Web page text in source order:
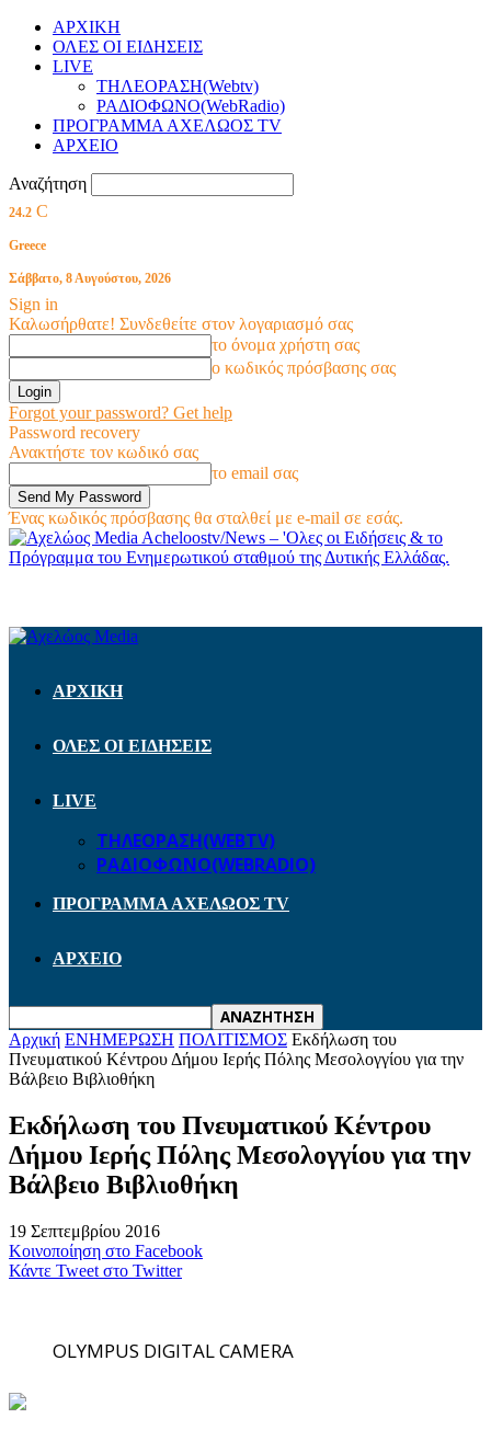
ΑΡΧΙΚΗ
ΟΛΕΣ ΟΙ ΕΙΔΗΣΕΙΣ
LIVE
ΤΗΛΕΟΡΑΣΗ(Webtv)
ΡΑΔΙΟΦΩΝΟ(WebRadio)
ΠΡΟΓΡΑΜΜΑ ΑΧΕΛΩΟΣ TV
ΑΡΧΕΙΟ
Αναζήτηση
24.2 C
Greece
Σάββατο, 8 Αυγούστου, 2026
Sign in
Καλωσήρθατε! Συνδεθείτε στον λογαριασμό σας
το όνομα χρήστη σας
ο κωδικός πρόσβασης σας
Forgot your password? Get help
Password recovery
Ανακτήστε τον κωδικό σας
το email σας
Ένας κωδικός πρόσβασης θα σταλθεί με e-mail σε εσάς.
Acheloostv/News – 'Ολες οι Ειδήσεις & το
Πρόγραμμα του Ενημερωτικού σταθμού της Δυτικής Ελλάδας.
ΑΡΧΙΚΗ
ΟΛΕΣ ΟΙ ΕΙΔΗΣΕΙΣ
LIVE
ΤΗΛΕΟΡΑΣΗ(WEBTV)
ΡΑΔΙΟΦΩΝΟ(WEBRADIO)
ΠΡΟΓΡΑΜΜΑ ΑΧΕΛΩΟΣ TV
ΑΡΧΕΙΟ
Αρχική ΕΝΗΜΕΡΩΣΗ ΠΟΛΙΤΙΣΜΟΣ Εκδήλωση του
Πνευματικού Κέντρου Δήμου Ιερής Πόλης Μεσολογγίου για την
Βάλβειο Βιβλιοθήκη
Εκδήλωση του Πνευματικού Κέντρου
Δήμου Ιερής Πόλης Μεσολογγίου για την
Βάλβειο Βιβλιοθήκη
19 Σεπτεμβρίου 2016
Κοινοποίηση στο Facebook
Κάντε Tweet στο Twitter
OLYMPUS DIGITAL CAMERA